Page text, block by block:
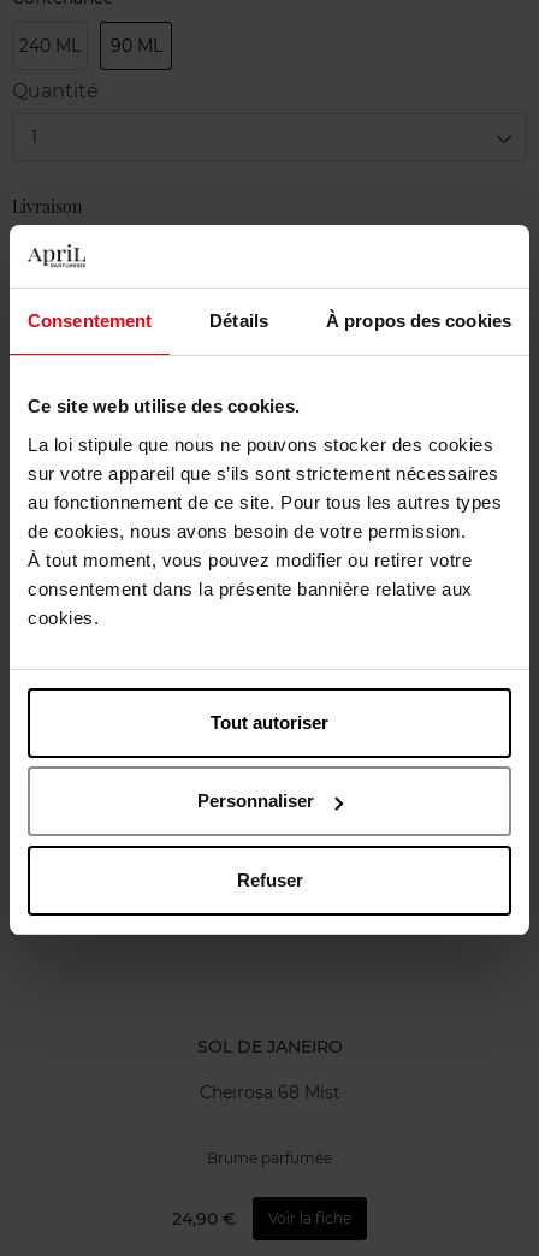
Consentement Détails À propos des cookies
Ce site web utilise des cookies.
La loi stipule que nous ne pouvons stocker des cookies
sur votre appareil que s’ils sont strictement nécessaires
au fonctionnement de ce site. Pour tous les autres types
de cookies, nous avons besoin de votre permission.
À tout moment, vous pouvez modifier ou retirer votre
consentement dans la présente bannière relative aux
cookies.
Tout autoriser
Personnaliser
Refuser
240 ML 90 ML
Quantité
1
Livraison
Ajouter au panier
Livraison gratuite à partir de 55€
Retour gratuit dans votre magasin
Emballage cadeau offert
Description
Vous aimerez peut-être
SOL DE JANEIRO
Cheirosa 68 Mist
Brume parfumée
24,90 € Voir la fiche